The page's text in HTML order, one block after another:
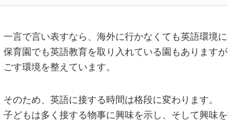
一言で言い表すなら、海外に行かなくても英語環境
保育園でも英語教育を取り入れている園もあります
ごす環境を整えています。
そのため、英語に接する時間は格段に変わります。
子どもは多く接する物事に興味を示し、そして興味